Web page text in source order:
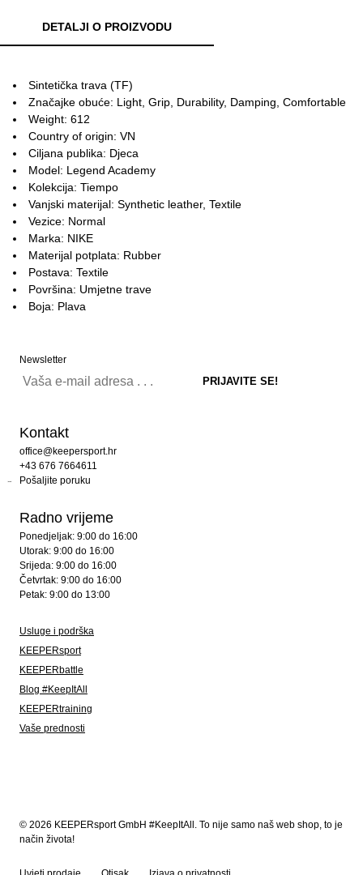
DETALJI O PROIZVODU
Sintetička trava (TF)
Značajke obuće: Light, Grip, Durability, Damping, Comfortable
Weight: 612
Country of origin: VN
Ciljana publika: Djeca
Model: Legend Academy
Kolekcija: Tiempo
Vanjski materijal: Synthetic leather, Textile
Vezice: Normal
Marka: NIKE
Materijal potplata: Rubber
Postava: Textile
Površina: Umjetne trave
Boja: Plava
Newsletter
Kontakt
office@keepersport.hr
+43 676 7664611
Pošaljite poruku
Radno vrijeme
Ponedjeljak: 9:00 do 16:00
Utorak: 9:00 do 16:00
Srijeda: 9:00 do 16:00
Četvrtak: 9:00 do 16:00
Petak: 9:00 do 13:00
Usluge i podrška
KEEPERsport
KEEPERbattle
Blog #KeepItAll
KEEPERtraining
Vaše prednosti
© 2026 KEEPERsport GmbH #KeepItAll. To nije samo naš web shop, to je
način života!